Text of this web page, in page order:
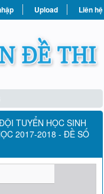
Upload Liên hệ
TUYỂN HỌC SINH
2017-2018 - ĐỀ SỐ